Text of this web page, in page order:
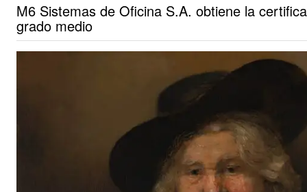
M6 Sistemas de Oficina S.A. obtiene la
grado medio